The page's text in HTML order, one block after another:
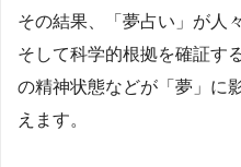
その結果、「夢占い」が人
そして科学的根拠を確証す
の精神状態などが「夢」に
えます。